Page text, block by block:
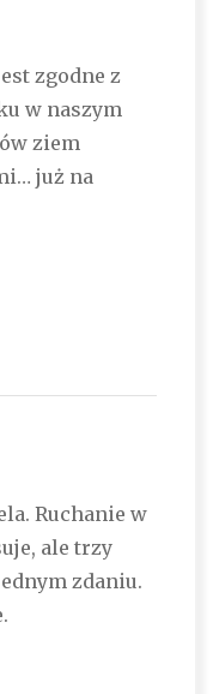
zgodne z
w naszym
ziem
już na
Ruchanie w
ale trzy
zdaniu.